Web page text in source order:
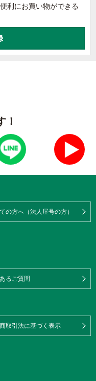
利にお買い物ができる
！
の方へ（法人屋号の方）
るご質問
取引法に基づく表示